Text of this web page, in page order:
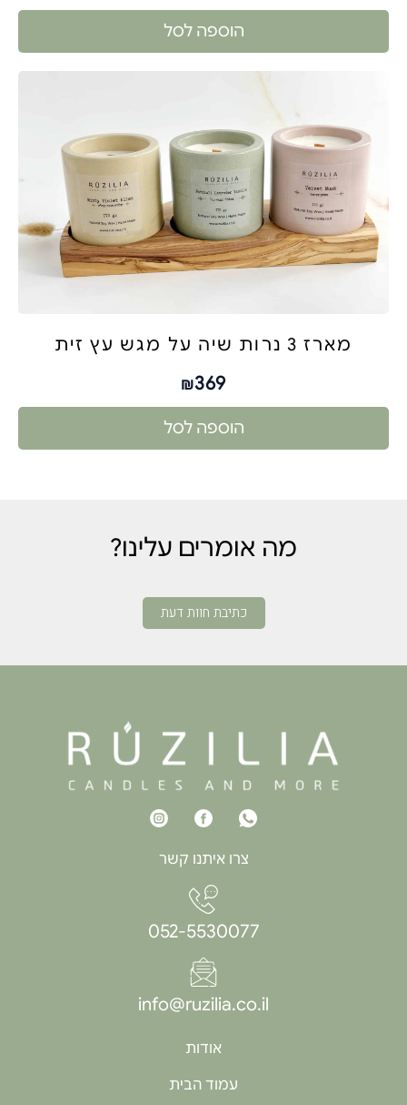
הוספה לסל
מארז 3 נרות שיה על מגש עץ זית
₪369
הוספה לסל
מה אומרים עלינו?
כתיבת חוות דעת
צרו איתנו קשר
052-5530077
info@ruzilia.co.il
אודות
עמוד הבית